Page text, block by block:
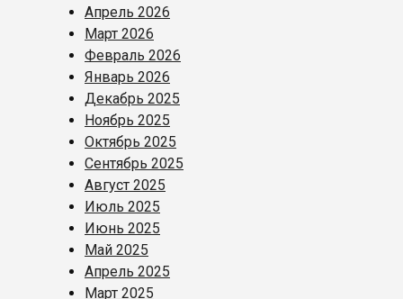
Апрель 2026
Март 2026
Февраль 2026
Январь 2026
Декабрь 2025
Ноябрь 2025
Октябрь 2025
Сентябрь 2025
Август 2025
Июль 2025
Июнь 2025
Май 2025
Апрель 2025
Март 2025